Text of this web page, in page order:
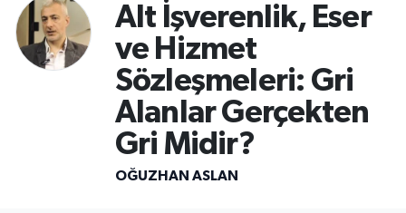
Alt İşverenlik, Eser
ve Hizmet
Sözleşmeleri: Gri
Alanlar Gerçekten
Gri Midir?
OĞUZHAN ASLAN
DÜNYA
MAGAZİN
KÜLTÜR SANAT
Süper Lig Puan Durumu ve Fikstür
Tüm Manşetler
Son Dakika Haberleri
Haber Arşivi